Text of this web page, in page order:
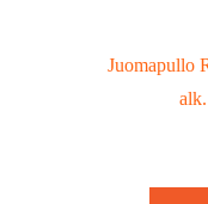
Juomapullo